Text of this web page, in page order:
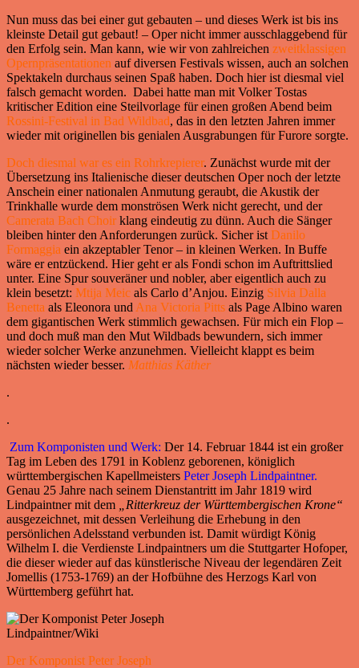
Nun muss das bei einer gut gebauten – und dieses Werk ist bis ins
kleinste Detail gut gebaut! – Oper nicht immer ausschlaggebend für
den Erfolg sein. Man kann, wie wir von zahlreichen zweitklassigen
Opernpräsentationen auf diversen Festivals wissen, auch an solchen
Spektakeln durchaus seinen Spaß haben. Doch hier ist diesmal viel
falsch gemacht worden. Dabei hatte man mit Volker Tostas
kritischer Edition eine Steilvorlage für einen großen Abend beim
Rossini-Festival in Bad Wildbad, das in den letzten Jahren immer
wieder mit originellen bis genialen Ausgrabungen für Furore sorgte.
Doch diesmal war es ein Rohrkrepierer. Zunächst wurde mit der
Übersetzung ins Italienische dieser deutschen Oper noch der letzte
Anschein einer nationalen Anmutung geraubt, die Akustik der
Trinkhalle wurde dem monströsen Werk nicht gerecht, und der
Camerata Bach Choir klang eindeutig zu dünn. Auch die Sänger
bleiben hinter den Anforderungen zurück. Sicher ist Danilo
Formaggia ein akzeptabler Tenor – in kleinen Werken. In Buffe
wäre er entzückend. Hier geht er als Fondi schon im Auftrittslied
unter. Eine Spur souveräner und nobler, aber eigentlich auch zu
klein besetzt: Mtija Meic als Carlo d’Anjou. Einzig Silvia Dalla
Benetta als Eleonora und Ana Victoria Pitts als Page Albino waren
dem gigantischen Werk stimmlich gewachsen. Für mich ein Flop –
und doch muß man den Mut Wildbads bewundern, sich immer
wieder solcher Werke anzunehmen. Vielleicht klappt es beim
nächsten wieder besser. Matthias Käther
.
.
Zum Komponisten und Werk: Der 14. Februar 1844 ist ein großer
Tag im Leben des 1791 in Koblenz geborenen, königlich
württembergischen Kapellmeisters Peter Joseph Lindpaintner.
Genau 25 Jahre nach seinem Dienstantritt im Jahr 1819 wird
Lindpaintner mit dem
„Ritterkreuz der Württembergischen Krone“
ausgezeichnet, mit dessen Verleihung die Erhebung in den
persönlichen Adelsstand verbunden ist. Damit würdigt König
Wilhelm I. die Verdienste Lindpaintners um die Stuttgarter Hofoper,
die dieser wieder auf das künstlerische Niveau der legendären Zeit
Jomellis (1753-1769) an der Hofbühne des Herzogs Karl von
Württemberg geführt hat.
Der Komponist Peter Joseph